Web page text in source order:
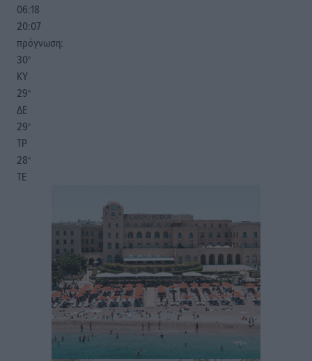
06:18
20:07
πρόγνωση:
30°
ΚΥ
29°
ΔΕ
29°
ΤΡ
28°
ΤΕ